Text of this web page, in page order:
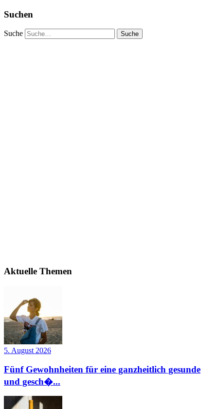
Suchen
Suche
Aktuelle Themen
5. August 2026
Fünf Gewohnheiten für eine ganzheitlich gesunde
und gesch�...